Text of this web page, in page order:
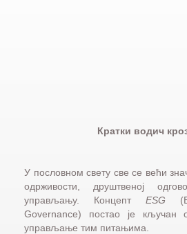
Кратки водич
У пословном свету све се већи
одрживости, друштвеној
управљању. Концепт ESG
Governance) постао је кључан
управљање тим питањима.